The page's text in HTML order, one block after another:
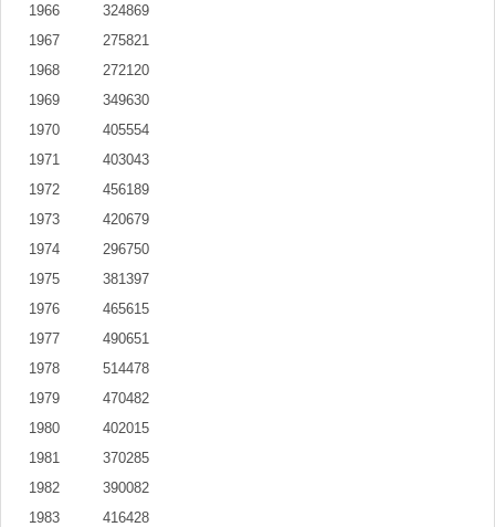
1966
324869
1967
275821
1968
272120
1969
349630
1970
405554
1971
403043
1972
456189
1973
420679
1974
296750
1975
381397
1976
465615
1977
490651
1978
514478
1979
470482
1980
402015
1981
370285
1982
390082
1983
416428